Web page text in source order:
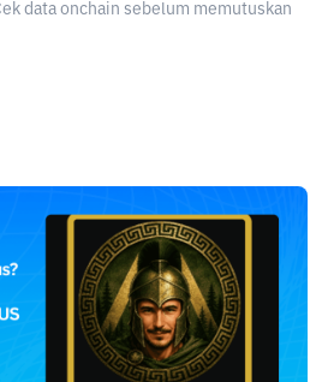
data onchain sebelum memutuskan